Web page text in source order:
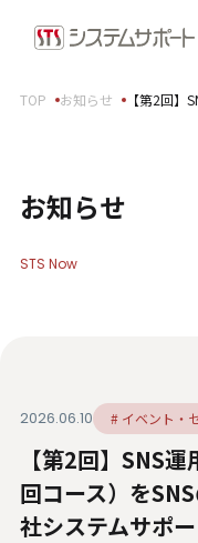
ソリューション・プ
企業情報
拠点案内
SDGsへの取り組み
健康経営宣言
ダイバーシティ・エク
人材関連データ・社外
TOP お知らせ 【第2回
お知らせ
STS Now
2026.06.10 # イベント・
【第2回】SNS
回コース）を
社システムサポ